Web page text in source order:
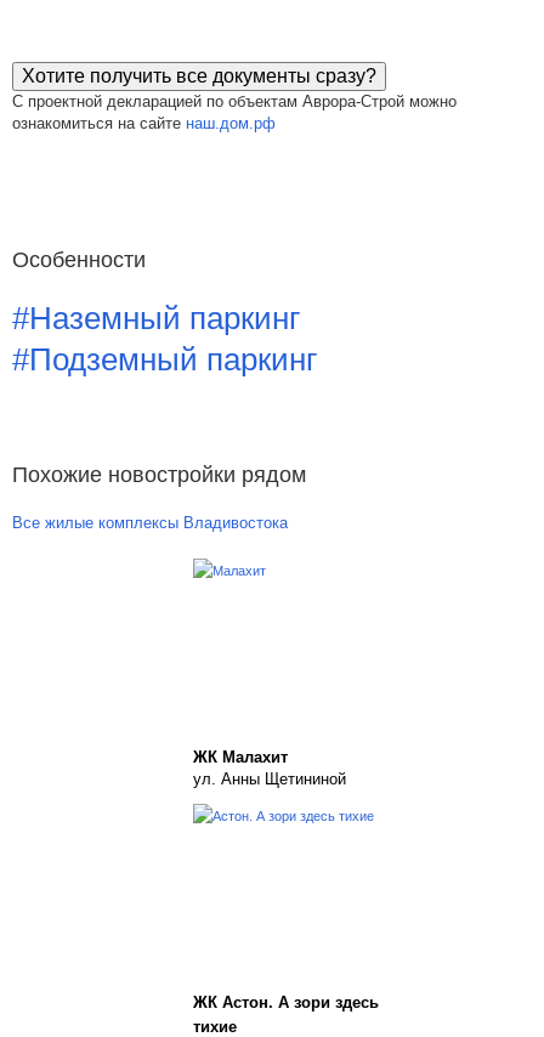
Хотите получить все документы сразу?
С проектной декларацией по объектам Аврора-Строй можно
ознакомиться на сайте наш.дом.рф
Особенности
#Наземный паркинг
#Подземный паркинг
Похожие новостройки рядом
Все жилые комплексы Владивостока
ЖК Малахит
ул. Анны Щетининой
ЖК Астон. А зори здесь
тихие